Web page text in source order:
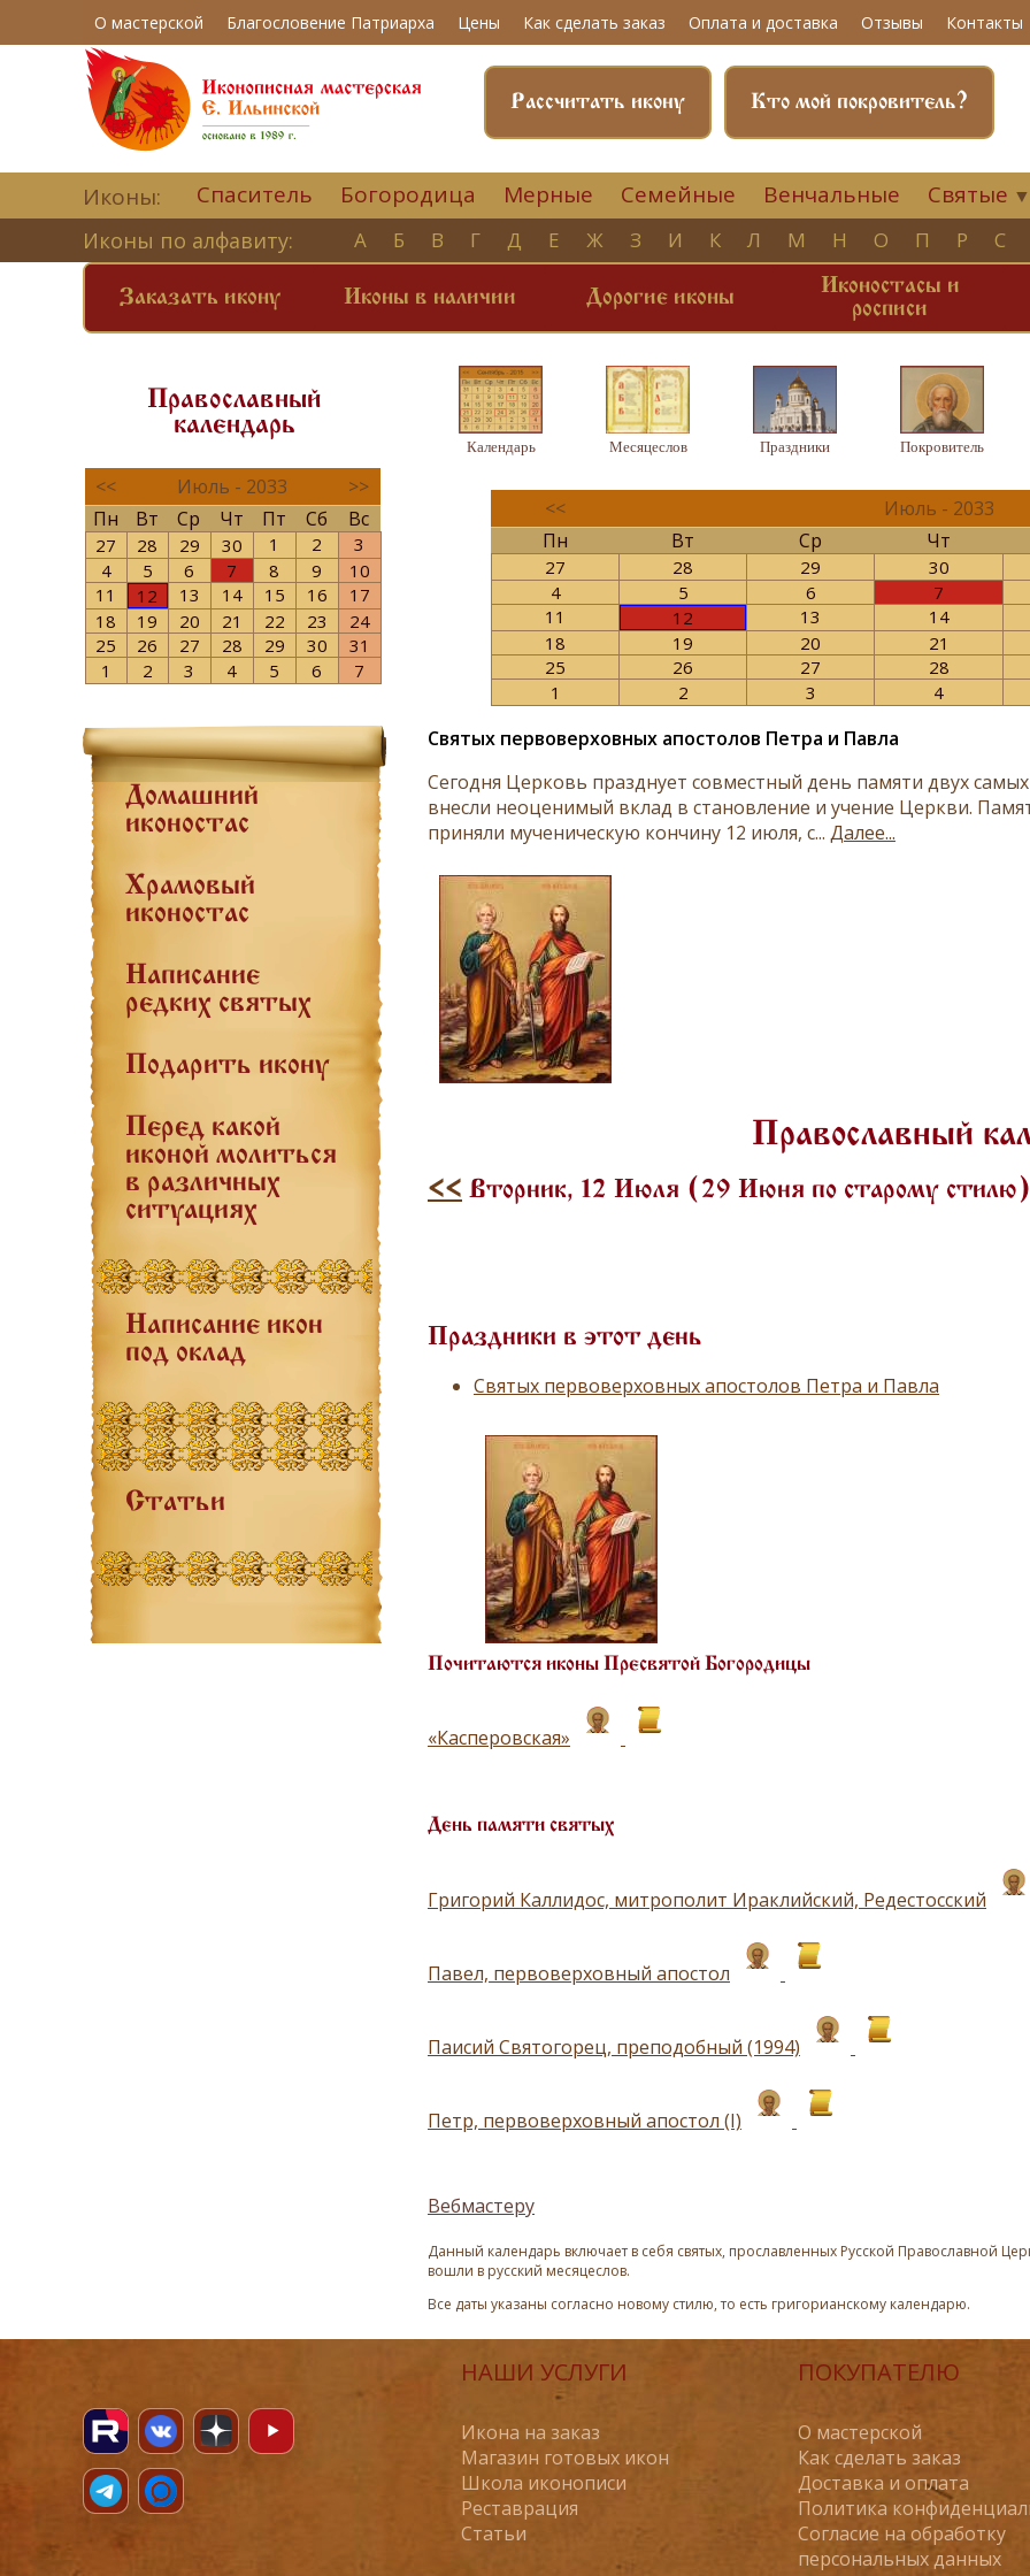
О мастерской Благословение Патриарха Цены Как сделать заказ Оплата и доставка Отзывы Контакты
Кто мой покровитель?
Рассчитать икону
Иконы: Спаситель Богородица Мерные Семейные Венчальные Святые ▼
Иконы по алфавиту: А Б В Г Д Е Ж З И К Л М Н О П Р С
Заказать икону Иконы в наличии Дорогие иконы
Иконостасы и
росписи
Православный
календарь
<< Июль - 2033
>>
Пн
Вт Ср Чт Пт Сб Вс
27 28 29 30 1 2
3
4
5 6 7 8 9
10
11
12 13 14 15 16
17
18
19 20 21 22 23
24
25
26 27 28 29 30
31
1
2 3 4 5 6 7
Домашний
иконостас
Храмовый
иконостас
Написание
редких святых
Подарить икону
Перед какой
иконой молиться
в различных
ситуациях
Написание икон
под оклад
Статьи
Календарь Месяцеслов Праздники Покровитель
<< Июль - 2033
Пн
Вт Ср Чт
27 28 29 30
4
5 6 7
11
12 13 14
18
19 20 21
25
26 27 28
1
2 3 4
Святых первоверховных апостолов Петра и Павла
Сегодня Церковь празднует совместный день памяти двух
внесли неоценимый вклад в становление и учение Церкви.
приняли мученическую кончину 12 июля, с... Далее...
Православный
<< Вторник, 12 Июля (29 Июня по старому стилю)
Праздники в этот день
Святых первоверховных апостолов Петра и Павла
Почитаются иконы Пресвятой Богородицы
«Касперовская»
День памяти святых
Григорий Каллидос, митрополит Ираклийский, Редестосский
Павел, первоверховный апостол
Паисий Святогорец, преподобный (1994)
Петр, первоверховный апостол (I)
Вебмастеру
Данный календарь включает в себя святых, прославленных Русской Православной
вошли в русский месяцеслов.
Все даты указаны согласно новому стилю, то есть григорианскому календарю.
НАШИ УСЛУГИ
Икона на заказ
Магазин готовых икон
Школа иконописи
Реставрация
Статьи
ПОКУПАТЕЛЮ
О мастерской
Как сделать заказ
Доставка и оплата
Политика
Согласие на обработку
персональных данных